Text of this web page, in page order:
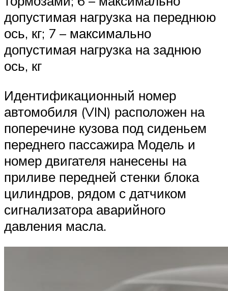
допустимая нагрузка на переднюю
ось, кг; 7 – максимально
допустимая нагрузка на заднюю
ось, кг
Идентификационный номер
автомобиля (VIN) расположен на
поперечине кузова под сиденьем
переднего пассажира Модель и
номер двигателя нанесены на
приливе передней стенки блока
цилиндров, рядом с датчиком
сигнализатора аварийного
давления масла.